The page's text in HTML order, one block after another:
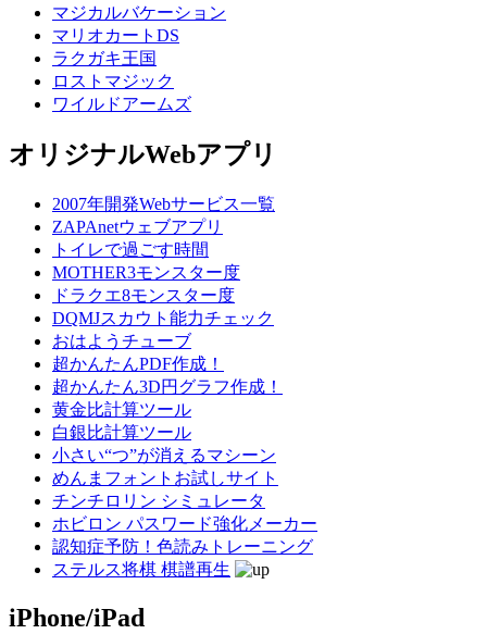
マジカルバケーション
マリオカートDS
ラクガキ王国
ロストマジック
ワイルドアームズ
オリジナルWebアプリ
2007年開発Webサービス一覧
ZAPAnetウェブアプリ
トイレで過ごす時間
MOTHER3モンスター度
ドラクエ8モンスター度
DQMJスカウト能力チェック
おはようチューブ
超かんたんPDF作成！
超かんたん3D円グラフ作成！
黄金比計算ツール
白銀比計算ツール
小さい“つ”が消えるマシーン
めんまフォントお試しサイト
チンチロリン シミュレータ
ホビロン パスワード強化メーカー
認知症予防！色読みトレーニング
ステルス将棋 棋譜再生
iPhone/iPad